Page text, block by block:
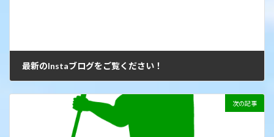
最新のInstaブログをご覧ください！
次の記事